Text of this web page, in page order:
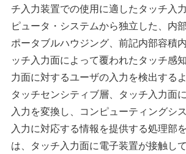
チ入力装置での使用に適したタッチ入
ピュータ・システムから独立した、内
ポータブルハウジング、前記内部容積
ッチ入力面によって覆われたタッチ感
力面に対するユーザの入力を検出する
タッチセンシティブ層、タッチ入力面
入力を変換し、コンピューティングシ
入力に対応する情報を提供する処理部
は、タッチ入力面に電子装置が接触し